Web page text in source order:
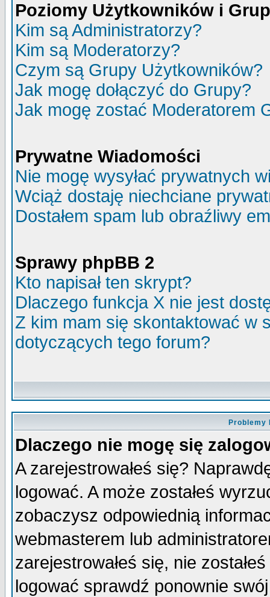
Poziomy Użytkowników i
Kim są Administratorzy?
Kim są Moderatorzy?
Czym są Grupy Użytkowników?
Jak mogę dołączyć do Grupy?
Jak mogę zostać Moderatorem
Prywatne Wiadomości
Nie mogę wysyłać prywatnych
Wciąż dostaję niechciane
Dostałem spam lub obraźliwy
Sprawy phpBB 2
Kto napisał ten skrypt?
Dlaczego funkcja X nie jest
Z kim mam się skontaktować w
dotyczących tego forum?
Problemy
Dlaczego nie mogę się
A zarejestrowałeś się?
logować. A może zostałeś
zobaczysz odpowiednią
webmasterem lub
zarejestrowałeś się, nie
logować sprawdź ponownie